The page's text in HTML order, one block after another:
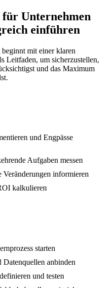
Unternehmen
einführen
mit einer klaren
Leitfaden, um sicherzustellen,
und das Maximum
und Engpässe
Aufgaben messen
Veränderungen informieren
kalkulieren
starten
Datenquellen anbinden
und testen